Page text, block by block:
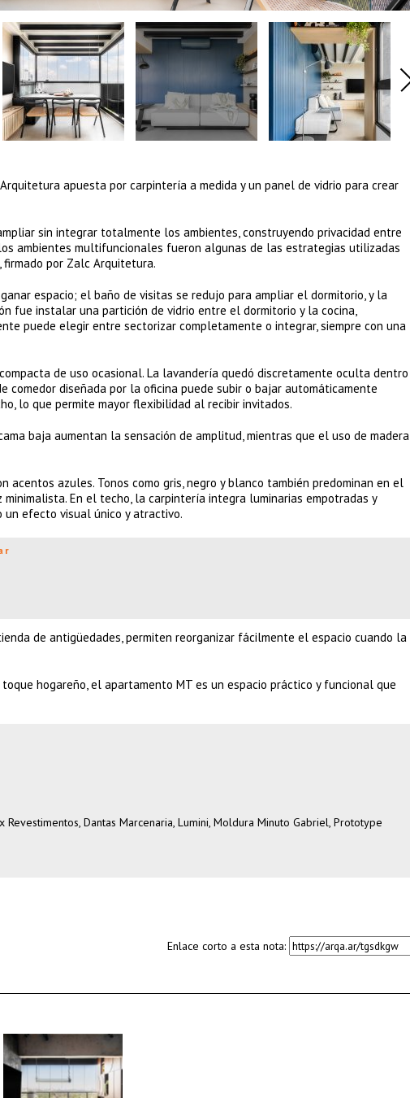
apuesta por carpintería a medida y un panel de vidrio para crear
sin integrar totalmente los ambientes, construyendo privacidad entre
ambientes multifuncionales fueron algunas de las estrategias utilizadas
por Zalc Arquitetura.
espacio; el baño de visitas se redujo para ampliar el dormitorio, y la
fue instalar una partición de vidrio entre el dormitorio y la cocina,
puede elegir entre sectorizar completamente o integrar, siempre con una
de uso ocasional. La lavandería quedó discretamente oculta dentro
comedor diseñada por la oficina puede subir o bajar automáticamente
lo que permite mayor flexibilidad al recibir invitados.
baja aumentan la sensación de amplitud, mientras que el uso de madera
acentos azules. Tonos como gris, negro y blanco también predominan en el
En el techo, la carpintería integra luminarias empotradas y
efecto visual único y atractivo.
de antigüedades, permiten reorganizar fácilmente el espacio cuando la
hogareño, el apartamento MT es un espacio práctico y funcional que
Dantas Marcenaria, Lumini, Moldura Minuto Gabriel, Prototype
Enlace corto a esta nota: